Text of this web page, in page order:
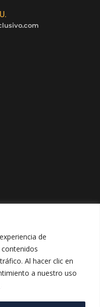
de
Al hacer clic en
a nuestro uso